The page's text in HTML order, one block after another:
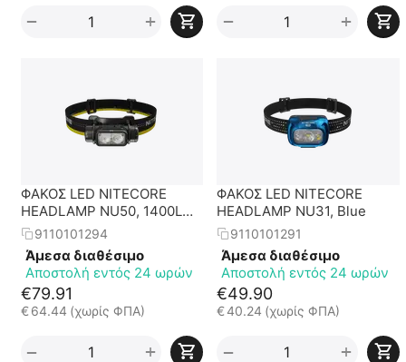
+
− +
−
ΦΑΚΟΣ LED NITECORE
HEADLAMP NU50, 1400Lm ,
5000ma
9110101294
Άμεσα διαθέσιμο
Αποστολή εντός 24 ωρών
€79.91
€ 64.44 (χωρίς ΦΠΑ)
+
−
ΦΑΚΟΣ LED NITECORE
HEADLAMP NU31, Blue
9110101291
Άμεσα διαθέσιμο
Αποστολή εντός 24 ωρών
€49.90
€40.24 (χωρίς ΦΠΑ)
+
−